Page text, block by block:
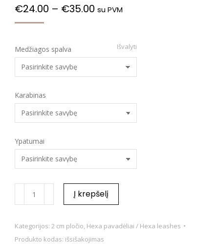
€24.00 – €35.00 su PVM
Medžiagos spalva
Karabinas
Ypatumai
Išvalyti
Į krepšelį
Kategorijos: 2 cm pločio, Hexa pavadėliai / Hexa leashes
Produkto kodas: išsišakojimas